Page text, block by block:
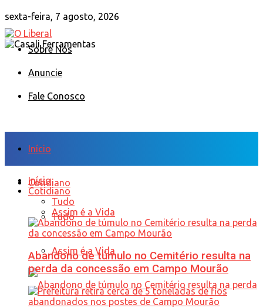
sexta-feira, 7 agosto, 2026
Sobre Nós
Anuncie
Fale Conosco
Início
Cotidiano
Tudo
Assim é a Vida
Início
Cotidiano
Tudo
Assim é a Vida
Abandono de túmulo no Cemitério resulta na
perda da concessão em Campo Mourão